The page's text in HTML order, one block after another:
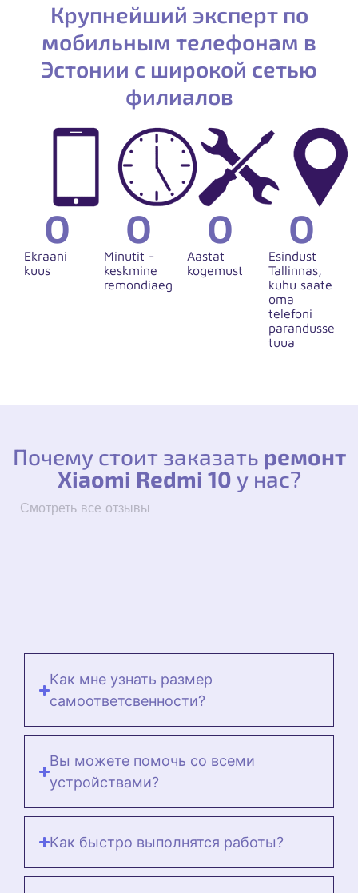
Крупнейший эксперт по
мобильным телефонам в
Эстонии с широкой сетью
филиалов
Ekraani
kuus
0
Minutit -
keskmine
remondiaeg
0
Aastat
kogemust
0
Esindust
Tallinnas,
kuhu saate
oma
telefoni
parandusse
tuua
0
Почему стоит заказать ремонт
Xiaomi Redmi 10 у нас?
Смотреть все отзывы
Как мне узнать размер
самоответсвенности?
Вы можете помочь со всеми
устройствами?
Как быстро выполнятся работы?